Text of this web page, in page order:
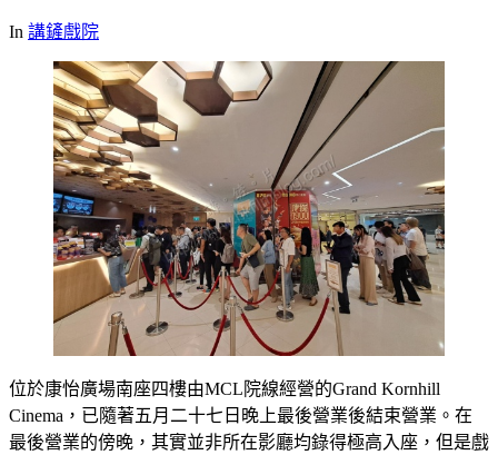
In 講鏟戲院
位於康怡廣場南座四樓由MCL院線經營的Grand Kornhill
Cinema，已隨著五月二十七日晚上最後營業後結束營業。在
最後營業的傍晚，其實並非所在影廳均錄得極高入座，但是戲